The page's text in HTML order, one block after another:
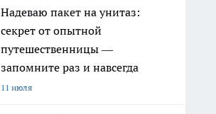
Надеваю пакет на унитаз:
секрет от опытной
путешественницы —
запомните раз и навсегда
11 июля